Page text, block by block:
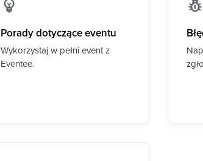
Porady dotyczące eventu
Wykorzystaj w pełni event z
Eventee.